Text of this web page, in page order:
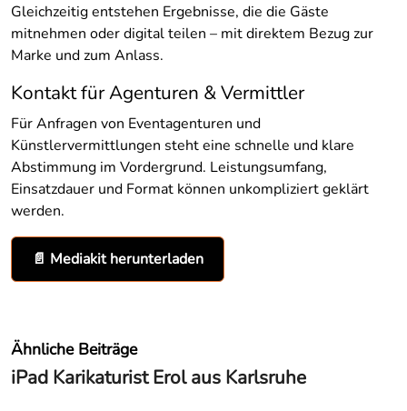
Gleichzeitig entstehen Ergebnisse, die die Gäste
mitnehmen oder digital teilen – mit direktem Bezug zur
Marke und zum Anlass.
Kontakt für Agenturen & Vermittler
Für Anfragen von Eventagenturen und
Künstlervermittlungen steht eine schnelle und klare
Abstimmung im Vordergrund. Leistungsumfang,
Einsatzdauer und Format können unkompliziert geklärt
werden.
📄 Mediakit herunterladen
Ähnliche Beiträge
iPad Karikaturist Erol aus Karlsruhe